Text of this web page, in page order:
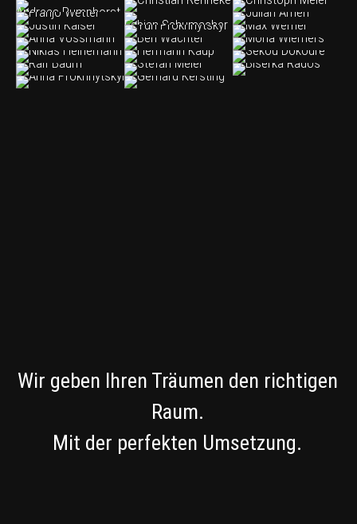
Wir geben Ihren Träumen den richtigen
Raum.
Mit der perfekten Umsetzung.